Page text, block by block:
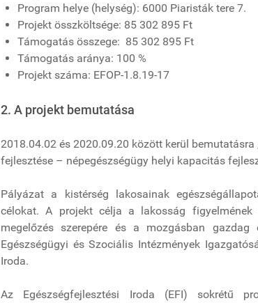
Program helye (helység): 6000 Piaristák tere 7.
Projekt összköltsége: 85 302 895 Ft
Támogatás összege: 85 302 895 Ft
Támogatás aránya: 100 %
Projekt száma: EFOP-1.8.19-17
2. A projekt bemutatása
2018.04.02 és 2020.09.20 között kerül
fejlesztése – népegészségügy helyi kapacitás
Pályázat a kistérség lakosainak
célokat. A projekt célja a lakosság figyelmének
megelőzés szerepére és a mozgásban
Egészségügyi és Szociális Intézmények
Iroda.
Az Egészségfejlesztési Iroda (EFI) sokrétű